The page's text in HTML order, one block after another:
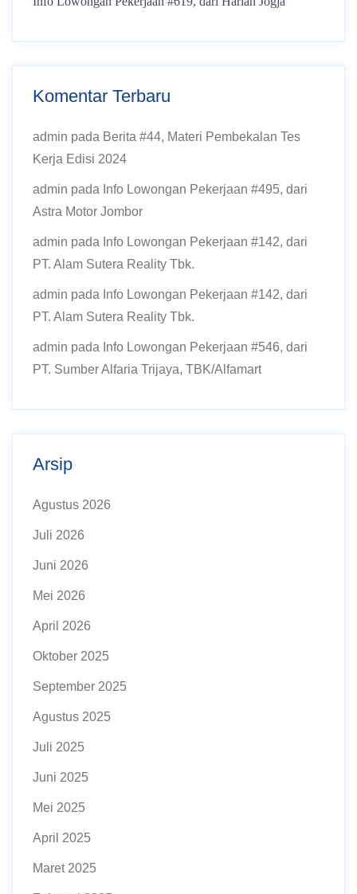
Komentar Terbaru
admin pada Berita #44, Materi Pembekalan Tes
Kerja Edisi 2024
admin pada Info Lowongan Pekerjaan #495, dari
Astra Motor Jombor
admin pada Info Lowongan Pekerjaan #142, dari
PT. Alam Sutera Reality Tbk.
admin pada Info Lowongan Pekerjaan #142, dari
PT. Alam Sutera Reality Tbk.
admin pada Info Lowongan Pekerjaan #546, dari
PT. Sumber Alfaria Trijaya, TBK/Alfamart
Arsip
Agustus 2026
Juli 2026
Juni 2026
Mei 2026
April 2026
Oktober 2025
September 2025
Agustus 2025
Juli 2025
Juni 2025
Mei 2025
April 2025
Maret 2025